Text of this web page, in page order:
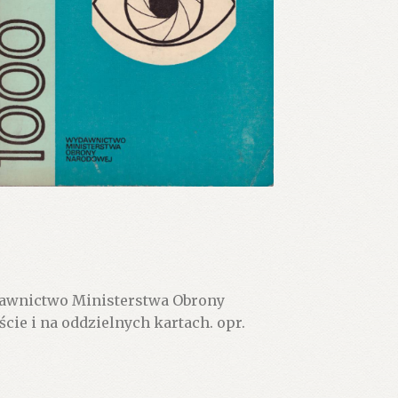
Ministerstwa Obrony
i na oddzielnych kartach. opr.